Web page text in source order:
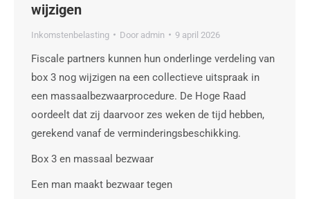
wijzigen
Inkomstenbelasting Door admin 9 april 2026
Fiscale partners kunnen hun onderlinge verdeling van
box 3 nog wijzigen na een collectieve uitspraak in
een massaalbezwaarprocedure. De Hoge Raad
oordeelt dat zij daarvoor zes weken de tijd hebben,
gerekend vanaf de verminderingsbeschikking.
Box 3 en massaal bezwaar
Een man maakt bezwaar tegen